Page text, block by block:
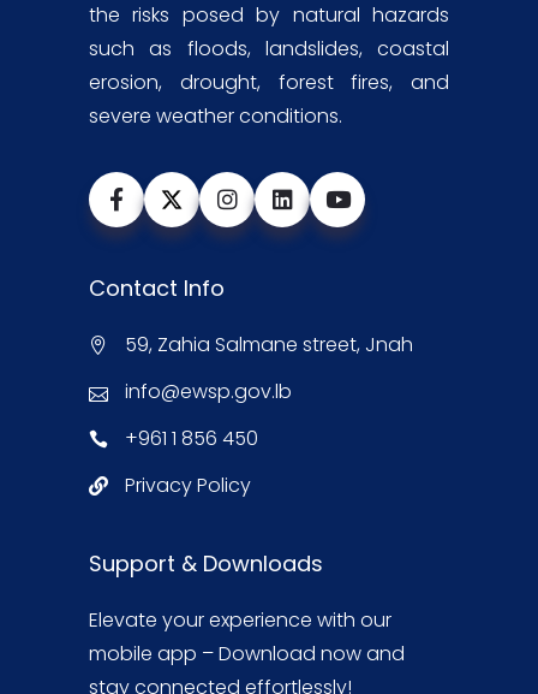
the risks posed by natural hazards
such as floods, landslides, coastal
erosion, drought, forest fires, and
severe weather conditions.
Contact Info
59, Zahia Salmane street, Jnah
info@ewsp.gov.lb
+961 1 856 450
Privacy Policy
Support & Downloads
Elevate your experience with our
mobile app – Download now and
stay connected effortlessly!